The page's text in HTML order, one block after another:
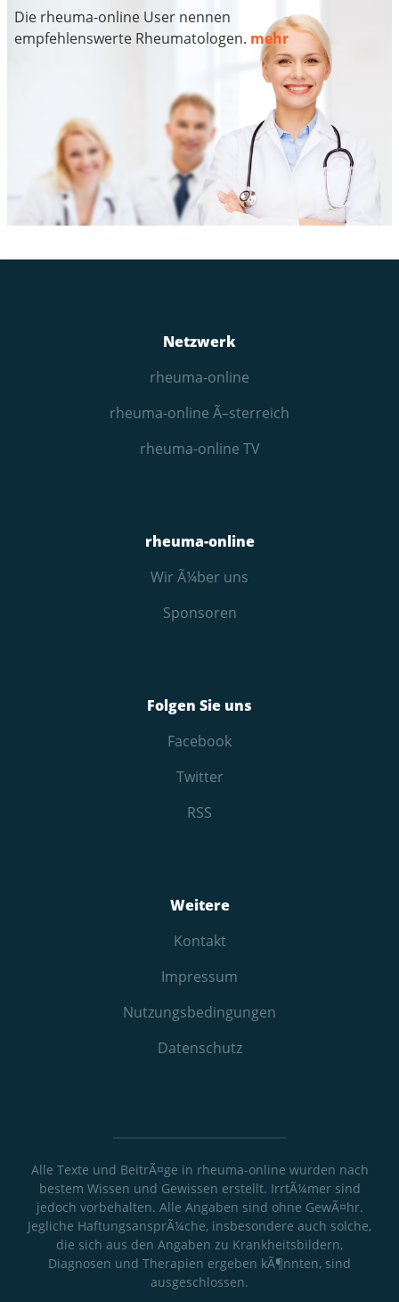
Die rheuma-online User nennen
empfehlenswerte Rheumatologen. mehr
Netzwerk
rheuma-online
rheuma-online Ã–sterreich
rheuma-online TV
rheuma-online
Wir Ã¼ber uns
Sponsoren
Folgen Sie uns
Facebook
Twitter
RSS
Weitere
Kontakt
Impressum
Nutzungs­bedingungen
Datenschutz
Alle Texte und BeitrÃ¤ge in rheuma-online wurden nach
bestem Wissen und Gewissen erstellt. IrrtÃ¼mer sind
jedoch vorbehalten. Alle Angaben sind ohne GewÃ¤hr.
Jegliche HaftungsansprÃ¼che, insbesondere auch solche,
die sich aus den Angaben zu Krankheitsbildern,
Diagnosen und Therapien ergeben kÃ¶nnten, sind
ausgeschlossen.